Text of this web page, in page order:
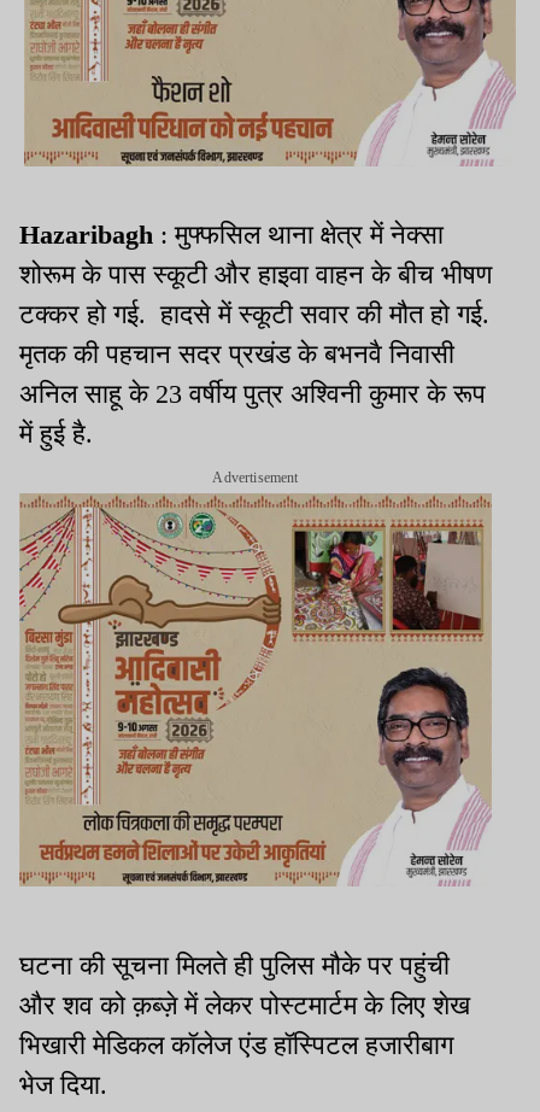
Hazaribagh : मुफ्फसिल थाना क्षेत्र में नेक्सा
शोरूम के पास स्कूटी और हाइवा वाहन के बीच भीषण
टक्कर हो गई. हादसे में स्कूटी सवार की मौत हो गई.
मृतक की पहचान सदर प्रखंड के बभनवै निवासी
अनिल साहू के 23 वर्षीय पुत्र अश्विनी कुमार के रूप
में हुई है.
Advertisement
घटना की सूचना मिलते ही पुलिस मौके पर पहुंची
और शव को क़ब्ज़े में लेकर पोस्टमार्टम के लिए शेख
भिखारी मेडिकल कॉलेज एंड हॉस्पिटल हजारीबाग
भेज दिया.